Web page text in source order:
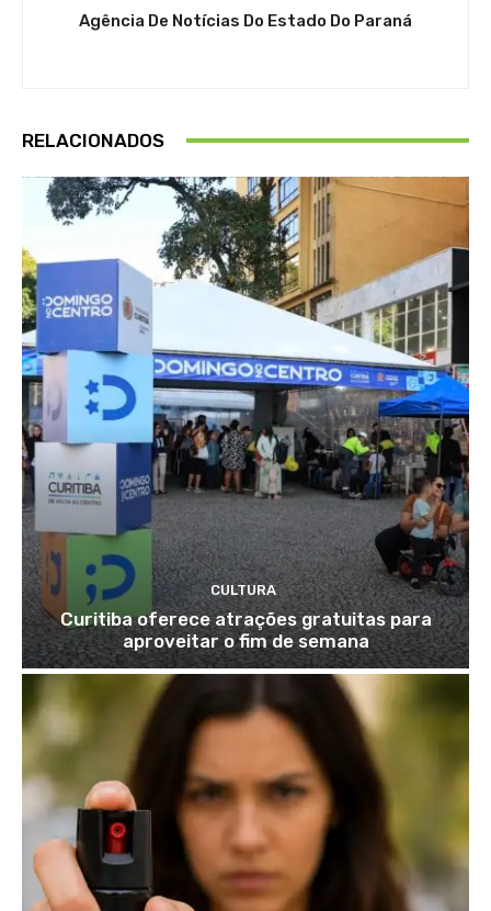
Agência De Notícias Do Estado Do Paraná
RELACIONADOS
CULTURA
Curitiba oferece atrações gratuitas para
aproveitar o fim de semana